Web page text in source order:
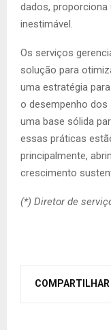
dados,
inestimável.
Os serviços
solução para
uma estratégia
o desempenho dos
uma base sólida
essas práticas
principalmente,
crescimento
(*) Diretor de
COMPARTILHAR